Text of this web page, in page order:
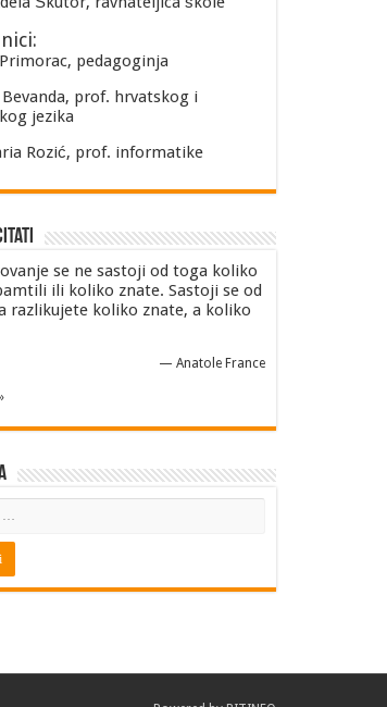
pedagoginja
prof. hrvatskog i
jezika
Rozić, prof. informatike
se ne sastoji od toga koliko
ili koliko znate. Sastoji se od
razlikujete koliko znate, a koliko
— Anatole France